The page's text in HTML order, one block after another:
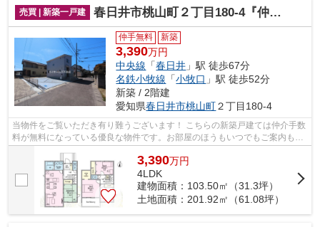
売買 | 新築一戸建 春日井市桃山町２丁目180-4『仲介料無料』新築戸建て
仲手無料 新築
3,390万円
中央線 「春日井 」駅 徒歩67分
名鉄小牧線 「小牧口 」駅 徒歩52分
新築 / 2階建
愛知県春日井市桃山町２丁目180-4
当物件をご覧いただき有り難うございます！ こちらの新築戸建ては仲介手数
料が無料になっている優良な物件です。お部屋のほうもいつでもご案内もさ
せて頂きますのでお気軽にお問合せ下...
3,390万円
4LDK
建物面積：103.50㎡（31.3坪）
土地面積：201.92㎡（61.08坪）